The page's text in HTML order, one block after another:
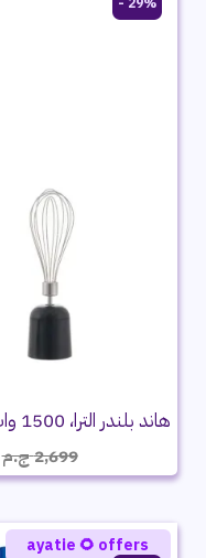
هاند بلندر الترا، 1500 وات، 5 في 1، استانلس – UHB155SE
2,699ج.م
ayatie 🌻 offers